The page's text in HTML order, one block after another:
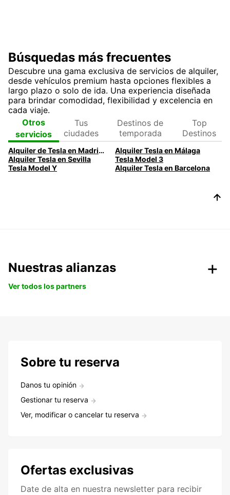
Búsquedas más frecuentes
Descubre una gama exclusiva de servicios de alquiler,
desde vehículos premium hasta opciones flexibles a
largo plazo o solo de ida. Una experiencia diseñada
para brindar comodidad, flexibilidad y excelencia en
cada viaje.
Otros
servicios
Tus
ciudades
Destinos de
temporada
Top
Destinos
Alquiler de Tesla en Madrid con Europcar
Alquiler Tesla en Málaga
Alquiler Tesla en Sevilla
Tesla Model 3
Tesla Model Y
Alquiler Tesla en Barcelona
Nuestras alianzas
Ver todos los partners
Sobre tu reserva
Danos tu opinión
Gestionar tu reserva
Ver, modificar o cancelar tu reserva
Ofertas exclusivas
Date de alta en nuestra newsletter para recibir